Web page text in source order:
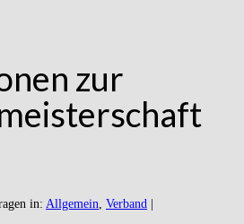
zur
in: Allgemein, Verband